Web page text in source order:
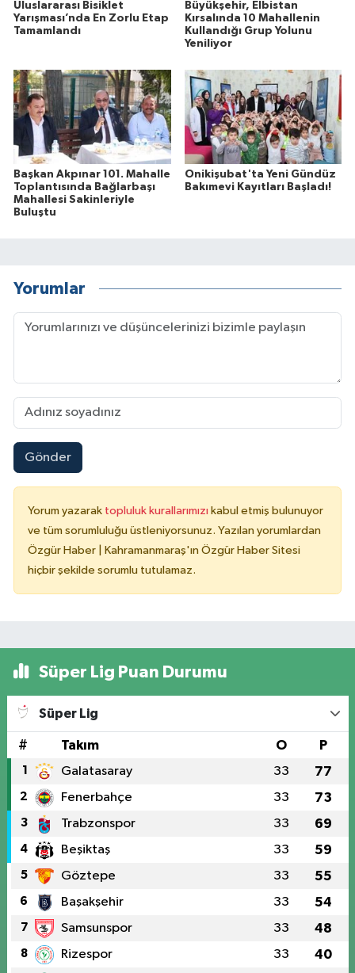
Uluslararası Bisiklet
Yarışması’nda En Zorlu Etap
Tamamlandı
Büyükşehir, Elbistan
Kırsalında 10 Mahallenin
Kullandığı Grup Yolunu
Yeniliyor
Başkan Akpınar 101. Mahalle
Toplantısında Bağlarbaşı
Mahallesi Sakinleriyle
Buluştu
Onikişubat'ta Yeni Gündüz
Bakımevi Kayıtları Başladı!
Yorumlar
Gönder
Yorum yazarak topluluk kurallarımızı kabul etmiş bulunuyor
ve tüm sorumluluğu üstleniyorsunuz. Yazılan yorumlardan
Özgür Haber | Kahramanmaraş'ın Özgür Haber Sitesi
hiçbir şekilde sorumlu tutulamaz.
Süper Lig Puan Durumu
Süper Lig
# Takım O P
1 Galatasaray 33 77
2 Fenerbahçe 33 73
3 Trabzonspor 33 69
4 Beşiktaş 33 59
5 Göztepe 33 55
6 Başakşehir 33 54
7 Samsunspor 33 48
8 Rizespor 33 40